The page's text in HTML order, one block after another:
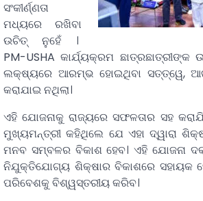
ସଂକୀର୍ଣ୍ଣତା
ମଧ୍ୟରେ ରଖିବା
ଉଚିତ୍ ନୁହେଁ ।
PM-USHA କାର୍ଯ୍ୟକ୍ରମ
ଲକ୍ଷ୍ୟରେ ଆରମ୍ଭ ହୋଇଥିବା ସତ୍ତ୍ୱେ,
କରାଯାଇ ନଥିଲା।
ଏହି ଯୋଜନାକୁ ରାଜ୍ୟରେ ସଫଳତାର ସହ
ମୁଖ୍ୟମନ୍ତ୍ରୀ କହିଥିଲେ ଯେ ଏହା ଦ୍ୱାରା
ମନବ ସମ୍ବଳର ବିକାଶ ହେବ। ଏହି ଯୋଜନା
ନିଯୁକ୍ତିଯୋଗ୍ୟ ଶିକ୍ଷାର ବିକାଶରେ ସହାୟକ
ପରିବେଶକୁ ବିଶ୍ୱସ୍ତରୀୟ କରିବ।